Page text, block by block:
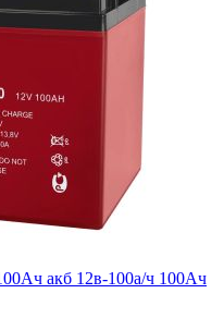
акб 12в-100а/ч 100Ач